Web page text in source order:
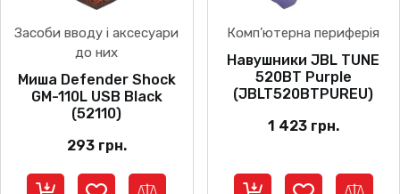
Засоби вводу і аксесуари
до них
Миша Defender Shock
GM-110L USB Black
(52110)
293 грн.
Комп’ютерна периферія
Навушники JBL TUNE
520BT Purple
(JBLT520BTPUREU)
1 423 грн.